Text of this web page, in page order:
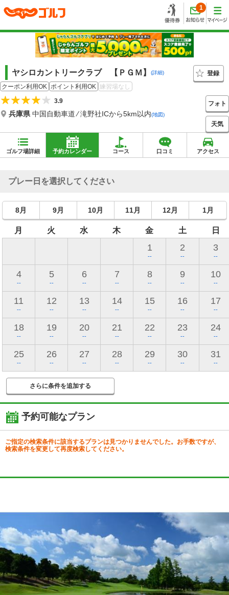
1
ヤシロカントリークラブ 【ＰＧＭ】 (詳細)
登録
クーポン利用OK ポイント利用OK 練習場なし
3.9
兵庫県中国自動車道 ⁄ 滝野社ICから5km以内(地図)
フォト
天気
ゴルフ場詳細 予約カレンダー コース 口コミ アクセス
プレー日を選択してください
8月 9月 10月 11月 12月 1月
月 火 水 木 金 土 日
1
--
2
--
3
--
4
--
5
--
6
--
7
--
8
--
9
--
10
--
11
--
12
--
13
--
14
--
15
--
16
--
17
--
18
--
19
--
20
--
21
--
22
--
23
--
24
--
25
--
26
--
27
--
28
--
29
--
30
--
31
--
さらに条件を追加する
予約可能なプラン
ご指定の検索条件に該当するプランは見つかりませんでした。お手数ですが、
検索条件を変更して再度検索してください。